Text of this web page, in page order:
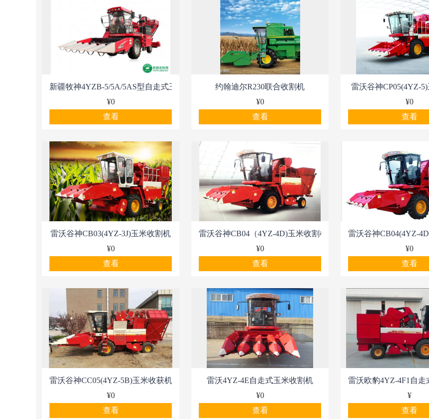
新疆牧神4YZB-5/5A/5AS型自走式玉米收获机
¥0
查看
约翰迪尔R230联合收割机
¥0
查看
雷沃谷神CP05(4YZ-
¥0
查看
雷沃谷神CB03(4YZ-3J)玉米收割机
¥0
查看
雷沃谷神CB04（4YZ-4D)玉米收割机
¥0
查看
雷沃谷神CB04(4YZ-
¥0
查看
雷沃谷神CC05(4YZ-5B)玉米收获机
¥0
查看
雷沃4YZ-4E自走式玉米收割机
¥0
查看
雷沃欧豹4YZ-4F1自走
¥
查看